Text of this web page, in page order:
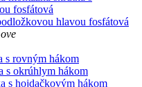
fosfátová
hlavou fosfátová
s rovným hákom
s okrúhlym hákom
s hojdačkovým hákom